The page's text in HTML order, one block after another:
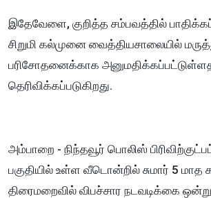
இதேவேளை, குறித்த சம்பவத்தில்
சிறுமி கல்முனை வைத்தியசாலையில்
பரிசோதனைக்காக
தெரிவிக்கப்படுகிறது.
அம்பாறை - நிந்தவூர் பொலிஸ்
பகுதியில் உள்ள வீடொன்றில் சுமார் 5 மாத
திரைமறைவில் விபச்சார நடவடிக்கை